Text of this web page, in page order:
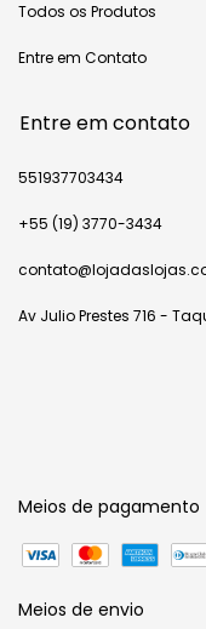
Todos os Produtos
Entre em Contato
Entre em contato
551937703434
+55 (19) 3770-3434
Av Julio Prestes 716 -
Meios de pagamento
Meios de envio